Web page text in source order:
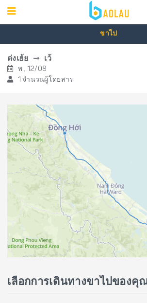
ขาไป
ด่งเฮ้ย เว้
พ., 12/08
1 จำนวนผู้โดยสาร
เลือกการเดินทางขาไปของคุ